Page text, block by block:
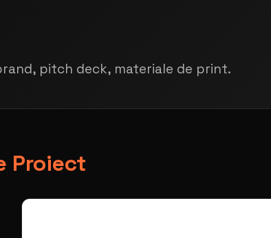
pitch deck, materiale de print.
Proiect